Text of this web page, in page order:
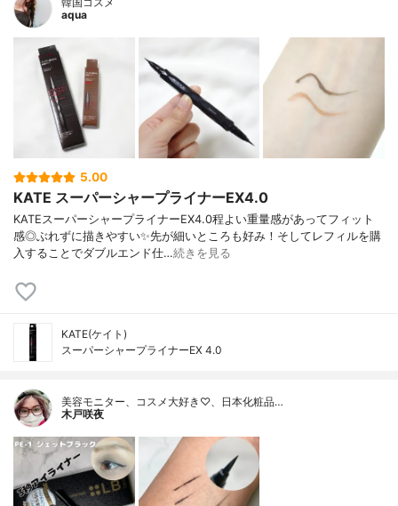
aqua
5.00
KATE スーパーシャープライナーEX4.0
KATEスーパーシャープライナーEX4.0程よい重量感があってフィット
感◎ぶれずに描きやすい✨先が細いところも好み！そしてレフィルを購
入することでダブルエンド仕…続きを見る
KATE(ケイト)
スーパーシャープライナーEX 4.0
美容モニター、コスメ大好き♡、日本化粧品…
木戸咲夜